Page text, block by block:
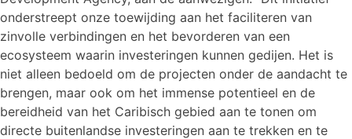
onderstreept onze toewijding aan het faciliteren van
zinvolle verbindingen en het bevorderen van een
ecosysteem waarin investeringen kunnen gedijen. Het is
niet alleen bedoeld om de projecten onder de aandacht te
brengen, maar ook om het immense potentieel en de
bereidheid van het Caribisch gebied aan te tonen om
directe buitenlandse investeringen aan te trekken en te